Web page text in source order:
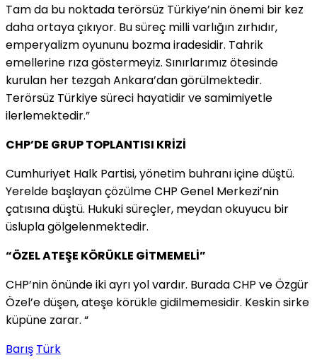
Tam da bu noktada terörsüz Türkiye’nin önemi bir kez
daha ortaya çıkıyor. Bu süreç milli varlığın zırhıdır,
emperyalizm oyununu bozma iradesidir. Tahrik
emellerine rıza göstermeyiz. Sınırlarımız ötesinde
kurulan her tezgah Ankara’dan görülmektedir.
Terörsüz Türkiye süreci hayatidir ve samimiyetle
ilerlemektedir.”
CHP’DE GRUP TOPLANTISI KRİZİ
Cumhuriyet Halk Partisi, yönetim buhranı içine düştü.
Yerelde başlayan çözülme CHP Genel Merkezi’nin
çatısına düştü. Hukuki süreçler, meydan okuyucu bir
üslupla gölgelenmektedir.
“ÖZEL ATEŞE KÖRÜKLE GİTMEMELİ”
CHP’nin önünde iki ayrı yol vardır. Burada CHP ve Özgür
Özel’e düşen, ateşe körükle gidilmemesidir. Keskin sirke
küpüne zarar. “
Barış Türk